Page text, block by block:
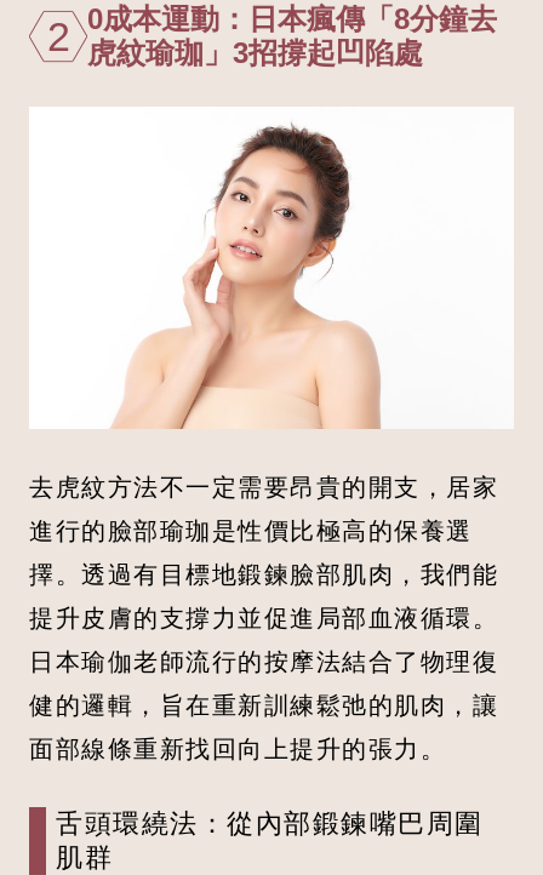
2 0成本運動：日本瘋傳「8分鐘去
虎紋瑜珈」3招撐起凹陷處
去虎紋方法不一定需要昂貴的開支，居家
進行的臉部瑜珈是性價比極高的保養選
擇。透過有目標地鍛鍊臉部肌肉，我們能
提升皮膚的支撐力並促進局部血液循環。
日本瑜伽老師流行的按摩法結合了物理復
健的邏輯，旨在重新訓練鬆弛的肌肉，讓
面部線條重新找回向上提升的張力。
舌頭環繞法：從內部鍛鍊嘴巴周圍
肌群